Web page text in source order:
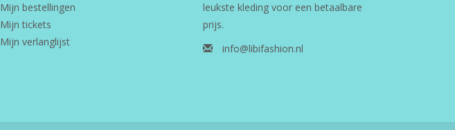
Mijn bestellingen
Mijn tickets
Mijn verlanglijst
leukste kleding voor een betaalbare
prijs.
info@libifashion.nl